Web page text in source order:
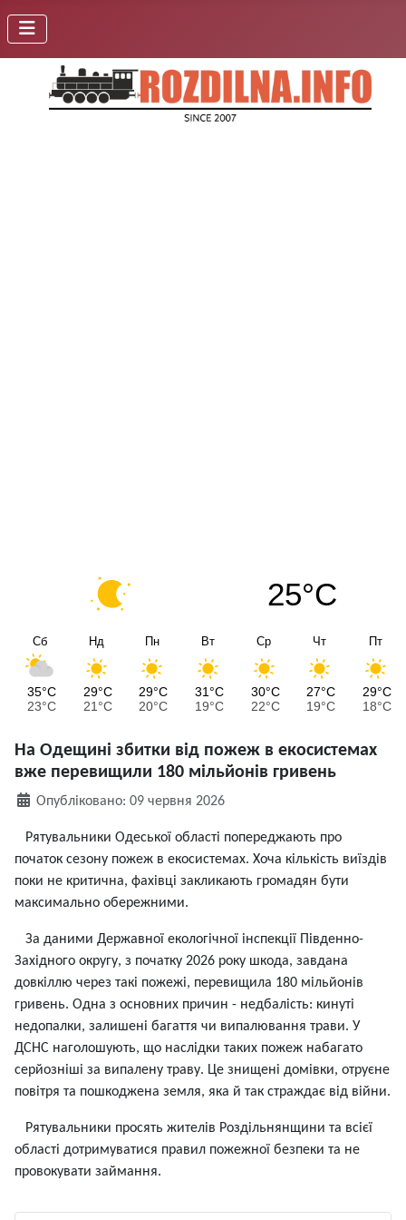
25°C
Сб
35°C
23°C
Нд
29°C
21°C
Пн
29°C
20°C
Вт
31°C
19°C
Ср
30°C
22°C
Чт
27°C
19°C
Пт
29°C
18°C
На Одещині збитки від пожеж в екосистемах
вже перевищили 180 мільйонів гривень
ДеталіОпубліковано: 09 червня 2026
Рятувальники Одеської області попереджають про
початок сезону пожеж в екосистемах. Хоча кількість виїздів
поки не критична, фахівці закликають громадян бути
максимально обережними.
За даними Державної екологічної інспекції Південно-
Західного округу, з початку 2026 року шкода, завдана
довкіллю через такі пожежі, перевищила 180 мільйонів
гривень. Одна з основних причин - недбалість: кинуті
недопалки, залишені багаття чи випалювання трави. У
ДСНС наголошують, що наслідки таких пожеж набагато
серйозніші за випалену траву. Це знищені домівки, отруєне
повітря та пошкоджена земля, яка й так страждає від війни.
Рятувальники просять жителів Роздільнянщини та всієї
області дотримуватися правил пожежної безпеки та не
провокувати займання.